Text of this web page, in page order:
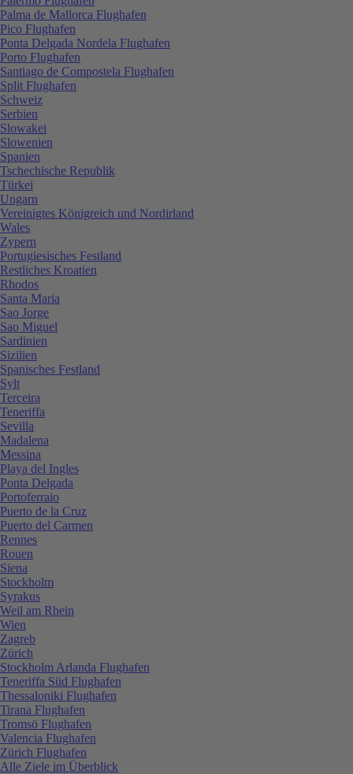
Palma de Mallorca Flughafen
Pico Flughafen
Ponta Delgada Nordela Flughafen
Porto Flughafen
Santiago de Compostela Flughafen
Split Flughafen
Schweiz
Serbien
Slowakei
Slowenien
Spanien
Tschechische Republik
Türkei
Ungarn
Vereinigtes Königreich und Nordirland
Wales
Zypern
Portugiesisches Festland
Restliches Kroatien
Rhodos
Santa Maria
Sao Jorge
Sao Miguel
Sardinien
Sizilien
Spanisches Festland
Sylt
Terceira
Teneriffa
Sevilla
Madalena
Messina
Playa del Ingles
Ponta Delgada
Portoferraio
Puerto de la Cruz
Puerto del Carmen
Rennes
Rouen
Siena
Stockholm
Syrakus
Weil am Rhein
Wien
Zagreb
Zürich
Stockholm Arlanda Flughafen
Teneriffa Süd Flughafen
Thessaloniki Flughafen
Tirana Flughafen
Tromsö Flughafen
Valencia Flughafen
Zürich Flughafen
Alle Ziele im Überblick